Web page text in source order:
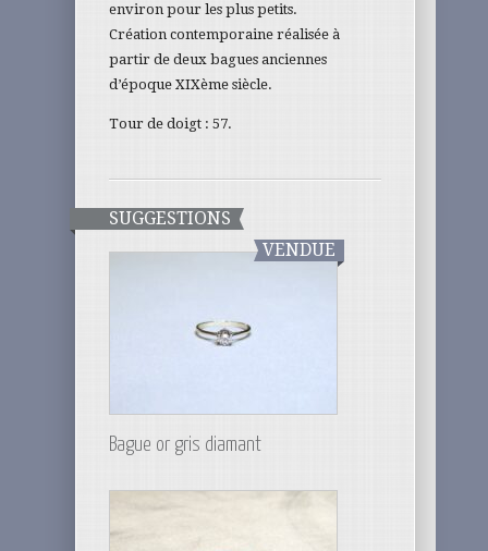
environ pour les plus petits.
Création contemporaine réalisée à
partir de deux bagues anciennes
d’époque XIXème siècle.
Tour de doigt : 57.
SUGGESTIONS
VENDUE
Bague or gris diamant